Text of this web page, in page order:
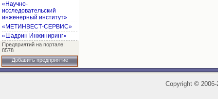
«Научно-
исследовательский
инженерный институт»
«МЕТИНВЕСТ-СЕРВИС»
«Шадрин Инжиниринг»
Предприятий на портале:
8578
Добавить предприятие
Copyright ©